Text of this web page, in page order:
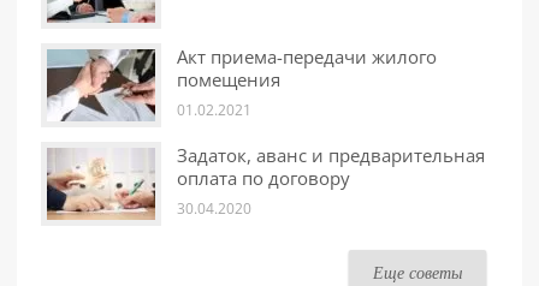
Акт приема-передачи жилого
помещения
01.02.2021
Задаток, аванс и предварительная
оплата по договору
30.04.2020
Еще советы